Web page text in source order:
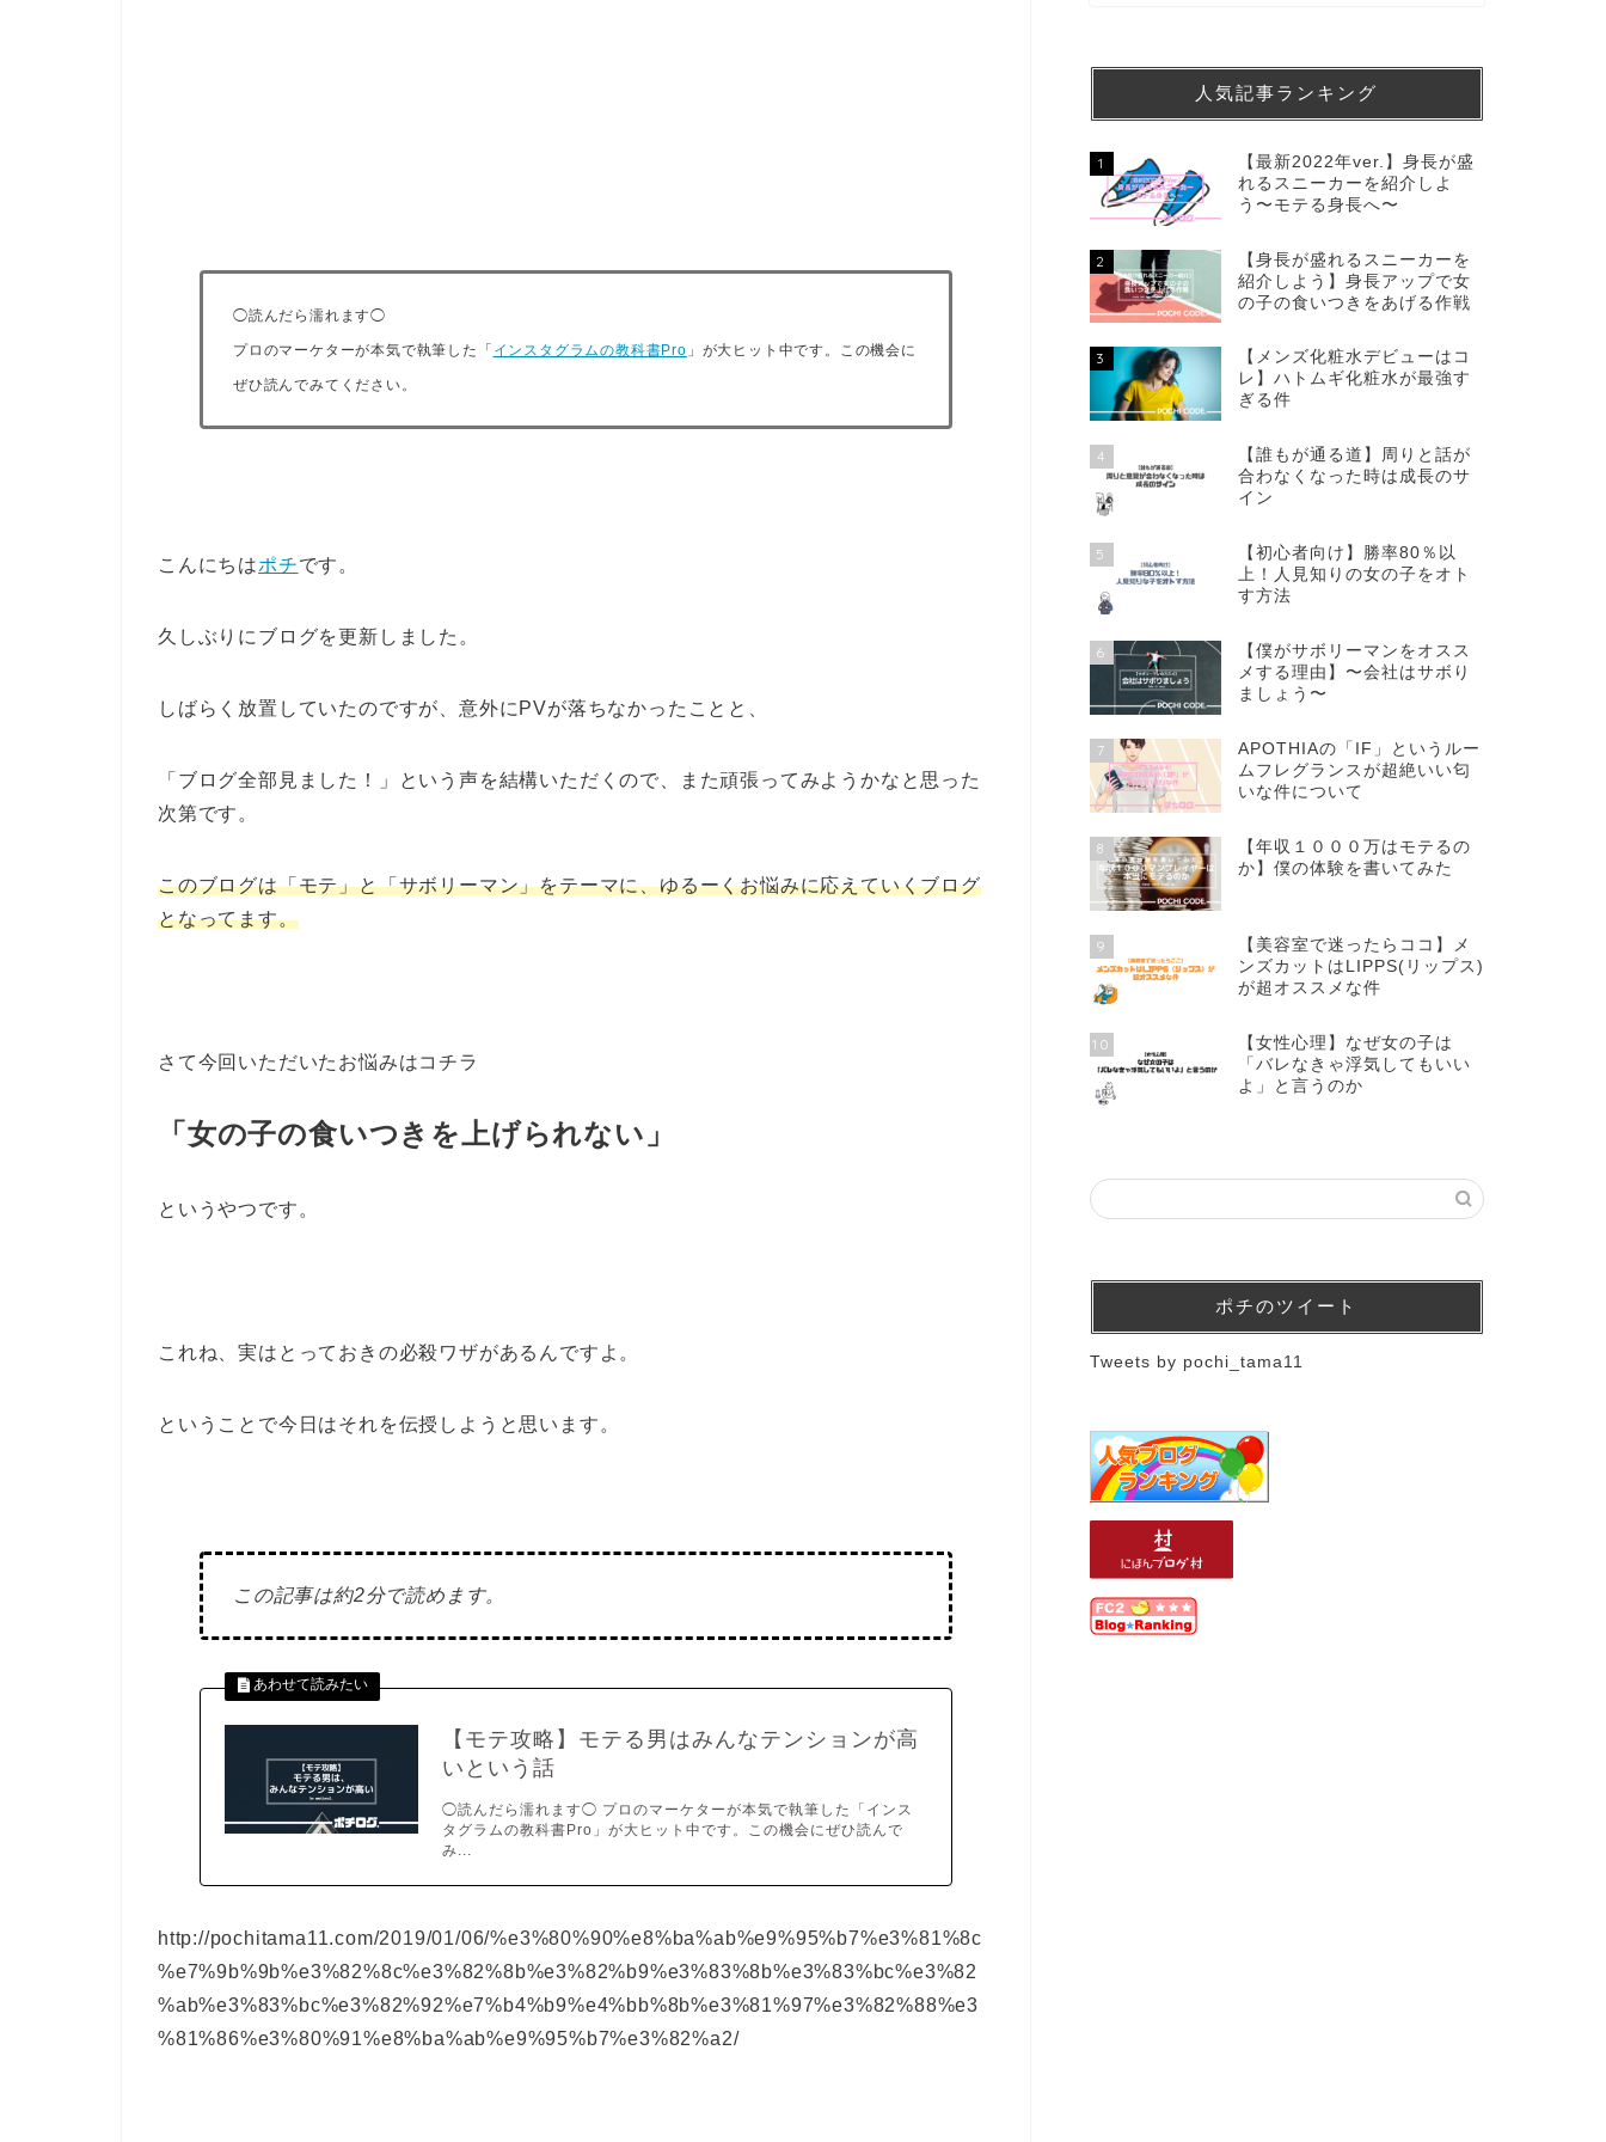
◯読んだら濡れます◯
プロのマーケターが本気で執筆した「 インスタグラムの教科書Pro 」が大ヒット中です。この機会に
ぜひ読んでみてください。
こんにちはポチです。
久しぶりにブログを更新しました。
しばらく放置していたのですが、意外にPVが落ちなかったことと、
「ブログ全部見ました！」という声を結構いただくので、また頑張ってみようかなと思った
次第です。
このブログは「モテ」と「サボリーマン」をテーマに、ゆるーくお悩みに応えていくブログ
となってます。
さて今回いただいたお悩みはコチラ
「女の子の食いつきを上げられない」
というやつです。
これね、実はとっておきの必殺ワザがあるんですよ。
ということで今日はそれを伝授しようと思います。
この記事は約2分で読めます。
【モテ攻略】モテる男はみんなテンションが高
いという話
◯読んだら濡れます◯ プロのマーケターが本気で執筆した「インス
タグラムの教科書Pro」が大ヒット中です。この機会にぜひ読んで
み...
http://pochitama11.com/2019/01/06/%e3%80%90%e8%ba%ab%e9%95%b7%e3%81%8c
%e7%9b%9b%e3%82%8c%e3%82%8b%e3%82%b9%e3%83%8b%e3%83%bc%e3%82
%ab%e3%83%bc%e3%82%92%e7%b4%b9%e4%bb%8b%e3%81%97%e3%82%88%e3
%81%86%e3%80%91%e8%ba%ab%e9%95%b7%e3%82%a2/
人気記事ランキング
1
【最新2022年ver.】身長が盛
れるスニーカーを紹介しよ
う〜モテる身長へ〜
2
【身長が盛れるスニーカーを
紹介しよう】身長アップで女
の子の食いつきをあげる作戦
3
【メンズ化粧水デビューはコ
レ】ハトムギ化粧水が最強す
ぎる件
4
【誰もが通る道】周りと話が
合わなくなった時は成長のサ
イン
5
【初心者向け】勝率80％以
上！人見知りの女の子をオト
す方法
6
【僕がサボリーマンをオスス
メする理由】〜会社はサボり
ましょう〜
7
APOTHIAの「IF」というルー
ムフレグランスが超絶いい匂
いな件について
8
【年収１０００万はモテるの
か】僕の体験を書いてみた
9
【美容室で迷ったらココ】メ
ンズカットはLIPPS(リップス)
が超オススメな件
10
【女性心理】なぜ女の子は
「バレなきゃ浮気してもいい
よ」と言うのか
ポチのツイート
Tweets by pochi_tama11